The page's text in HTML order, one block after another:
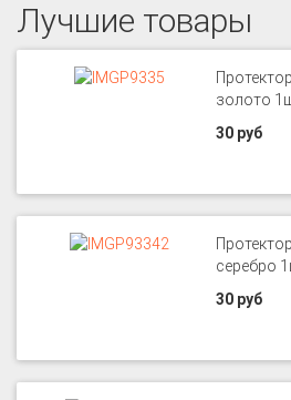
Лучшие товары
золото
30 руб
серебро
30 руб